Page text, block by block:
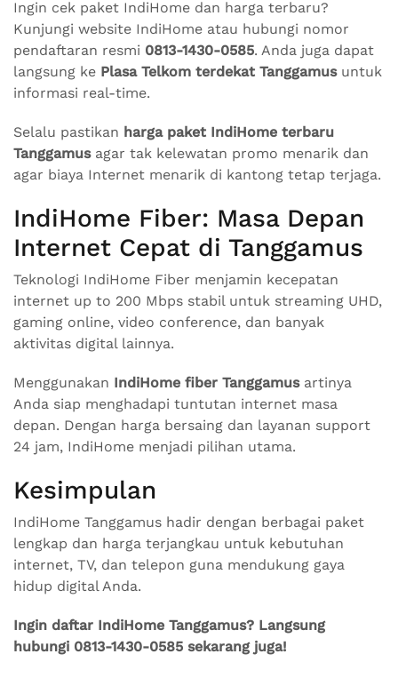
Ingin cek paket IndiHome dan harga terbaru?
Kunjungi website IndiHome atau hubungi nomor
pendaftaran resmi 0813-1430-0585. Anda juga dapat
langsung ke Plasa Telkom terdekat Tanggamusuntuk
informasi real-time.
Selalu pastikan harga paket IndiHome terbaru
Tanggamusagar tak kelewatan promo menarik dan
agar biaya Internet menarik di kantong tetap terjaga.
IndiHome Fiber: Masa Depan
Internet Cepat di Tanggamus
Teknologi IndiHome Fiber menjamin kecepatan
internet up to 200 Mbps stabil untuk streaming UHD,
gaming online, video conference, dan banyak
aktivitas digital lainnya.
Menggunakan IndiHome fiber Tanggamusartinya
Anda siap menghadapi tuntutan internet masa
depan. Dengan harga bersaing dan layanan support
24 jam, IndiHome menjadi pilihan utama.
Kesimpulan
IndiHome Tanggamus hadir dengan berbagai paket
lengkap dan harga terjangkau untuk kebutuhan
internet, TV, dan telepon guna mendukung gaya
hidup digital Anda.
Ingin daftar IndiHome Tanggamus? Langsung
hubungi 0813-1430-0585 sekarang juga!